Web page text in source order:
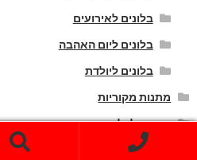
בלונים לאירועים
בלונים ליום האהבה
בלונים ליולדת
מתנות מקוריות
מתנות ליולדת
הצעות נישואין